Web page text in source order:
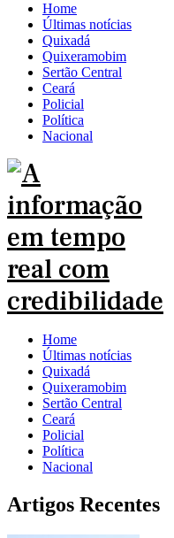
Home
Últimas notícias
Quixadá
Quixeramobim
Sertão Central
Ceará
Policial
Política
Nacional
Home
Últimas notícias
Quixadá
Quixeramobim
Sertão Central
Ceará
Policial
Política
Nacional
Artigos Recentes